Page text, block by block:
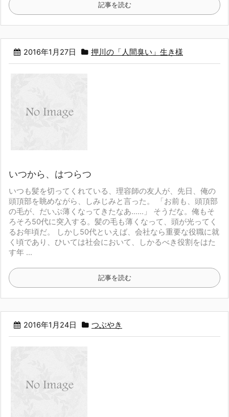
記事を読む
2016年1月27日 押川の「人間臭い」生き様
いつから、はつらつ
いつも髪を切ってくれている、理容師の友人が、 先日、俺の
頭頂部を眺めながら、しみじみと言った。
「お前も、頭頂部
の毛が、だいぶ薄くなってきたなあ……」
そうだな。俺もそ
ろそろ50代に突入する。 髪の毛も薄くなって、頭が光ってく
るお年頃だ。
しかし50代といえば、会社なら重要な役職に就
く頃であり、 ひいては社会において、しかるべき役割をはた
す年 ...
記事を読む
2016年1月24日 つぶやき